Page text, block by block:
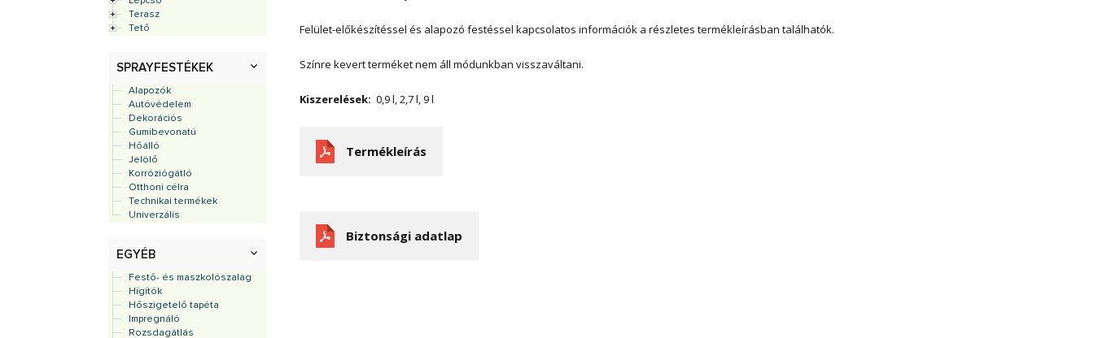
Terasz
Tető
SPRAYFESTÉKEK
Alapozók
Autóvédelem
Dekorációs
Gumibevonatú
Hőálló
Jelölő
Korróziógátló
Otthoni célra
Technikai termékek
Univerzális
EGYÉB
Festő- és maszkolószalag
Hígítók
Hőszigetelő tapéta
Impregnáló
Rozsdagátlás
Felület-előkészítéssel és alapozó festéssel kapcsolatos információk a részletes termékleírásban találhatók.
Színre kevert terméket nem áll módunkban visszaváltani.
Kiszerelések: 0,9 l, 2,7 l, 9 l
Termékleírás
Biztonsági adatlap